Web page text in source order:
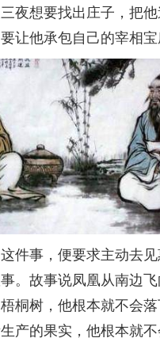
夜想要找出庄子，把
让他承包自己的宰相宝
事，便要求主动去见
。故事说凤凰从南边
桐树，他根本就不会落
产的果实，他根本就